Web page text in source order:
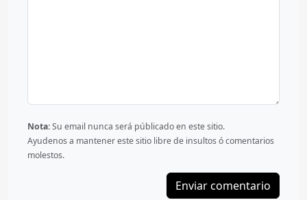
Nota:Su email nunca será públicado en este sitio.
Ayudenos a mantener este sitio libre de insultos ó comentarios
molestos.
Enviar comentario